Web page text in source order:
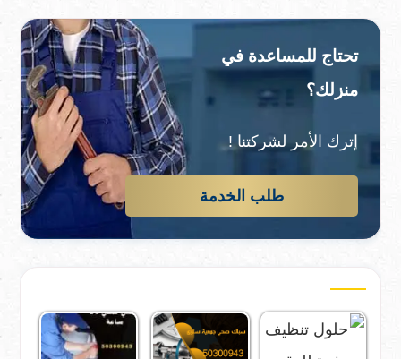
تحتاج للمساعدة في
منزلك؟
إترك الأمر لشركتنا !
طلب الخدمة